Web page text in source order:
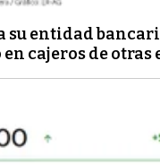
su entidad
cajeros de otras